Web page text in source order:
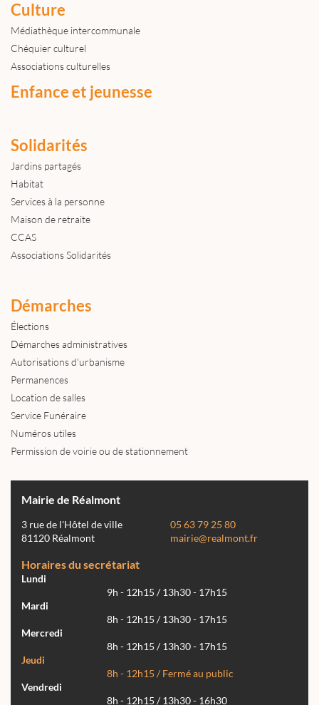
Culture
Médiathèque intercommunale
Chéquier culturel
Associations culturelles
Enfance et jeunesse
Solidarités
Jardins partagés
Habitat
Services à la personne
Maison de retraite
CCAS
Associations Solidarités
Démarches
Élections
Démarches administratives
Autorisations d'urbanisme
Permanences
Location de salles
Service Funéraire
Numéros utiles
Permission de voirie ou de stationnement
Mairie de Réalmont
3 rue de l'Hôtel de ville
81120 Réalmont
05 63 79 25 80
mairie@realmont.fr
Horaires du secrétariat
Lundi
9h - 12h15 / 13h30 - 17h15
Mardi
8h - 12h15 / 13h30 - 17h15
Mercredi
8h - 12h15 / 13h30 - 17h15
Jeudi
8h - 12h15 / Fermé au public
Vendredi
8h - 12h15 / 13h30 - 16h30